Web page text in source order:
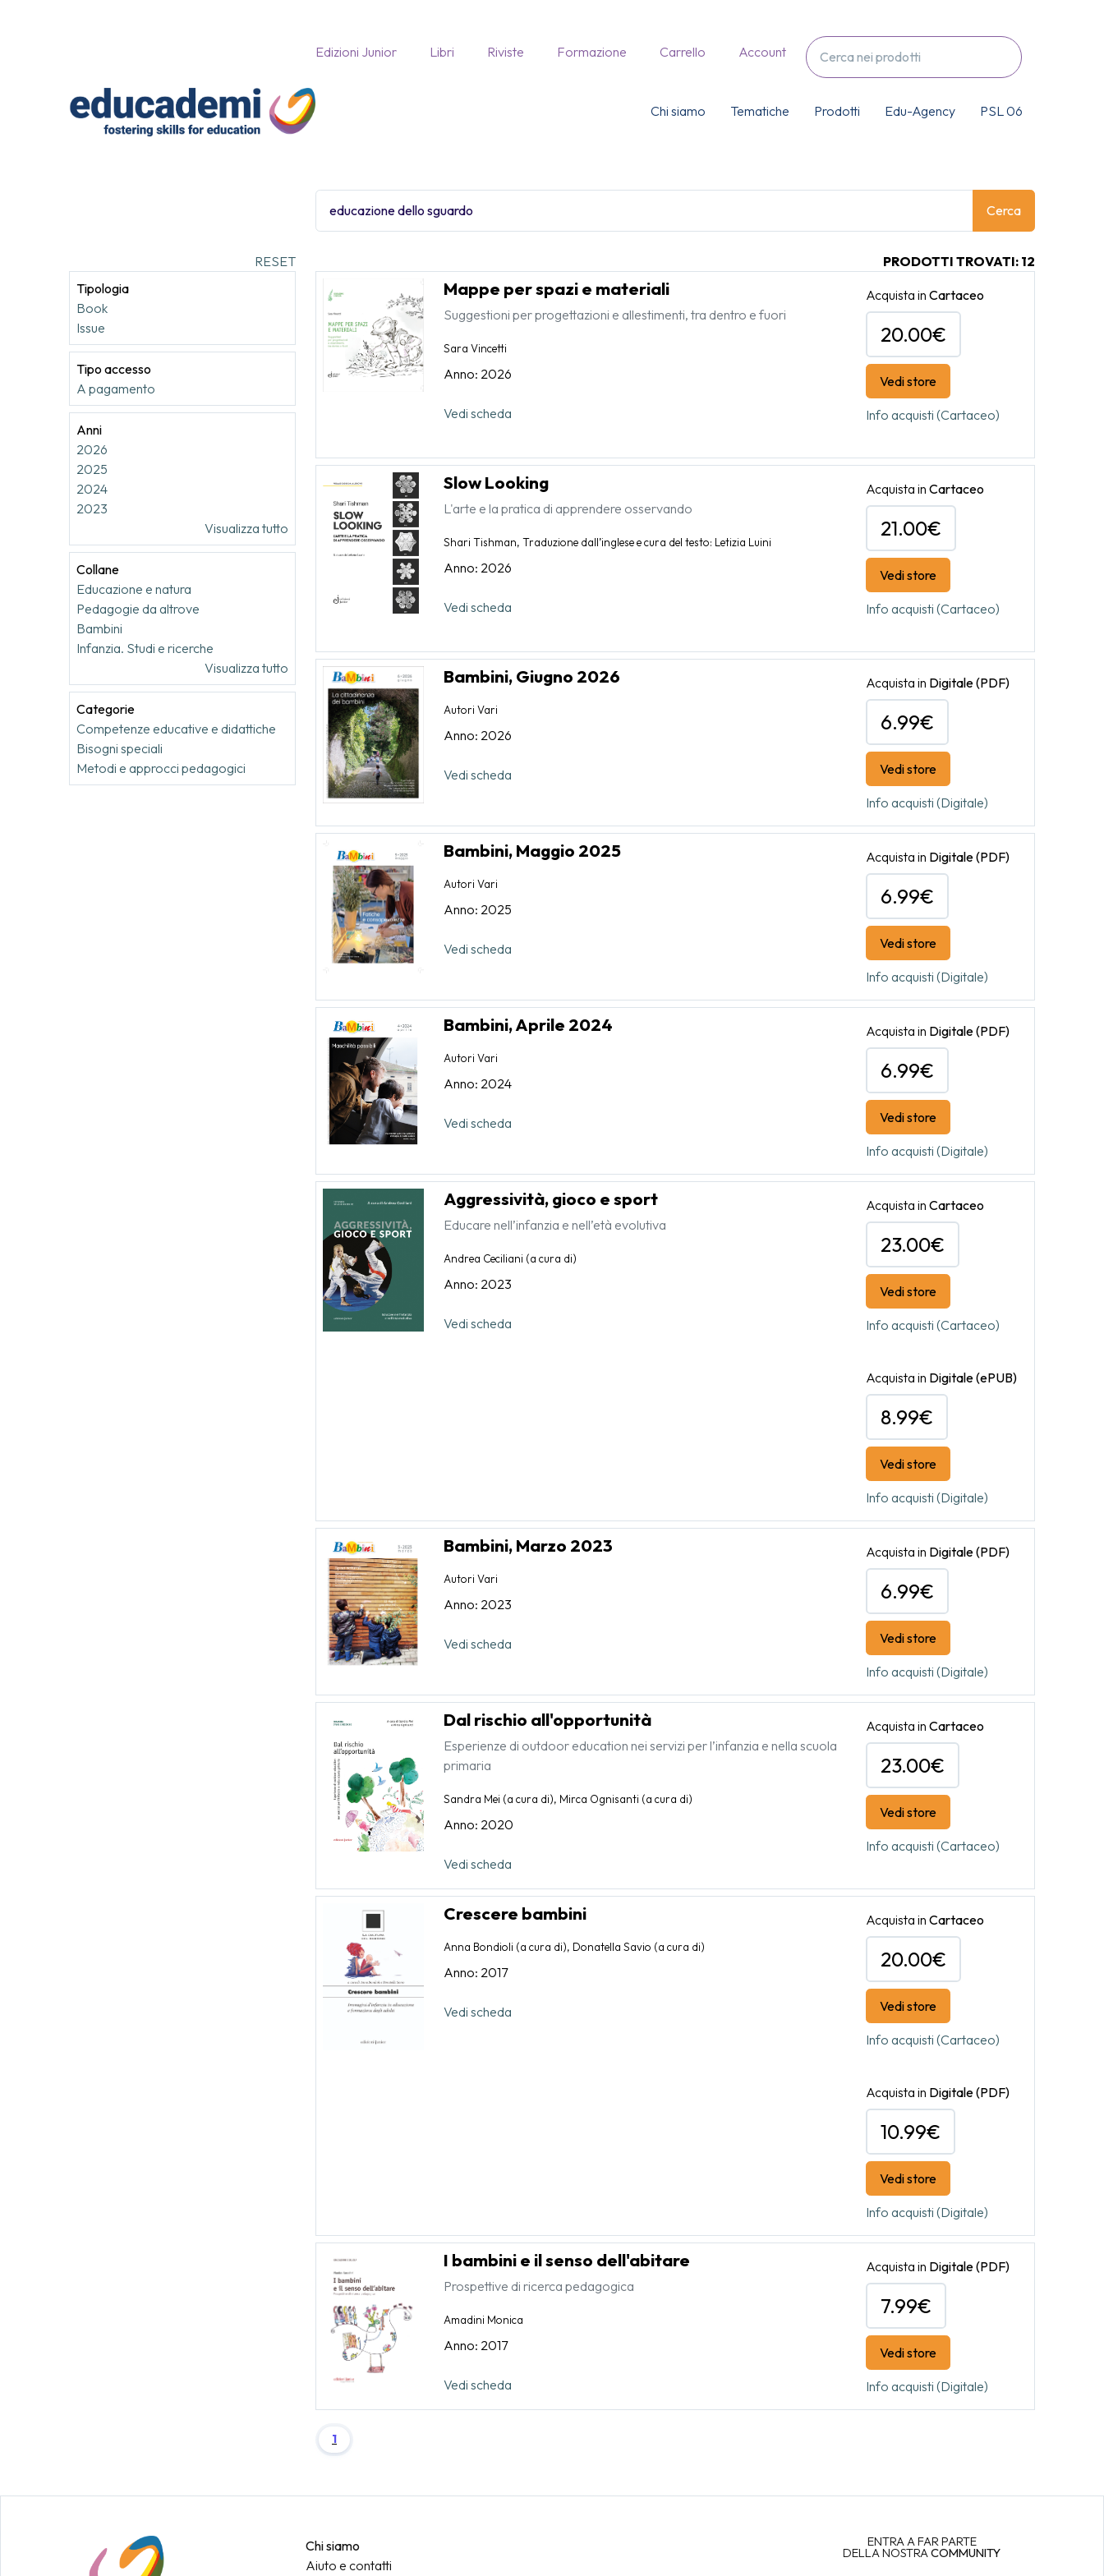
Edizioni Junior Libri Riviste Formazione Carrello Account
Chi siamo Tematiche Prodotti Edu-Agency PSL 06
Cerca
RESET
Tipologia
Book
Issue
Tipo accesso
A pagamento
Anni
2026
2025
2024
2023
Visualizza tutto
Collane
Educazione e natura
Pedagogie da altrove
Bambini
Infanzia. Studi e ricerche
Visualizza tutto
Categorie
Competenze educative e didattiche
Bisogni speciali
Metodi e approcci pedagogici
PRODOTTI TROVATI: 12
Mappe per spazi e materiali
Suggestioni per progettazioni e allestimenti, tra dentro e fuori
Sara Vincetti
Anno: 2026
Vedi scheda
Acquista inCartaceo
20.00€
Vedi store
Info acquisti (Cartaceo)
Slow Looking
L'arte e la pratica di apprendere osservando
Shari Tishman, Traduzione dall’inglese e cura del testo: Letizia Luini
Anno: 2026
Vedi scheda
Acquista inCartaceo
21.00€
Vedi store
Info acquisti (Cartaceo)
Bambini, Giugno 2026
Autori Vari
Anno: 2026
Vedi scheda
Acquista in Digitale(PDF)
6.99€
Vedi store
Info acquisti (Digitale)
Bambini, Maggio 2025
Autori Vari
Anno: 2025
Vedi scheda
Acquista in Digitale(PDF)
6.99€
Vedi store
Info acquisti (Digitale)
Bambini, Aprile 2024
Autori Vari
Anno: 2024
Vedi scheda
Acquista in Digitale(PDF)
6.99€
Vedi store
Info acquisti (Digitale)
Aggressività, gioco e sport
Educare nell’infanzia e nell’età evolutiva
Andrea Ceciliani (a cura di)
Anno: 2023
Vedi scheda
Acquista inCartaceo
23.00€
Vedi store
Info acquisti (Cartaceo)
Acquista in Digitale(ePUB)
8.99€
Vedi store
Info acquisti (Digitale)
Bambini, Marzo 2023
Autori Vari
Anno: 2023
Vedi scheda
Acquista in Digitale(PDF)
6.99€
Vedi store
Info acquisti (Digitale)
Dal rischio all'opportunità
Esperienze di outdoor education nei servizi per l’infanzia e nella scuola
primaria
Sandra Mei (a cura di), Mirca Ognisanti (a cura di)
Anno: 2020
Vedi scheda
Acquista inCartaceo
23.00€
Vedi store
Info acquisti (Cartaceo)
Crescere bambini
Anna Bondioli (a cura di), Donatella Savio (a cura di)
Anno: 2017
Vedi scheda
Acquista inCartaceo
20.00€
Vedi store
Info acquisti (Cartaceo)
Acquista in Digitale(PDF)
10.99€
Vedi store
Info acquisti (Digitale)
I bambini e il senso dell'abitare
Prospettive di ricerca pedagogica
Amadini Monica
Anno: 2017
Vedi scheda
Acquista in Digitale(PDF)
7.99€
Vedi store
Info acquisti (Digitale)
1
Chi siamo
Aiuto e contatti
ENTRA A FAR PARTE
DELLA NOSTRACOMMUNITY